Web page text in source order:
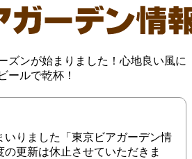
ズンが始まりました！心地良い風に
ールで乾杯！
いりました「東京ビアガーデン情
更新は休止させていただきま